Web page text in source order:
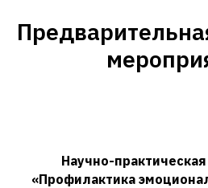
Научно-
«Профилактика